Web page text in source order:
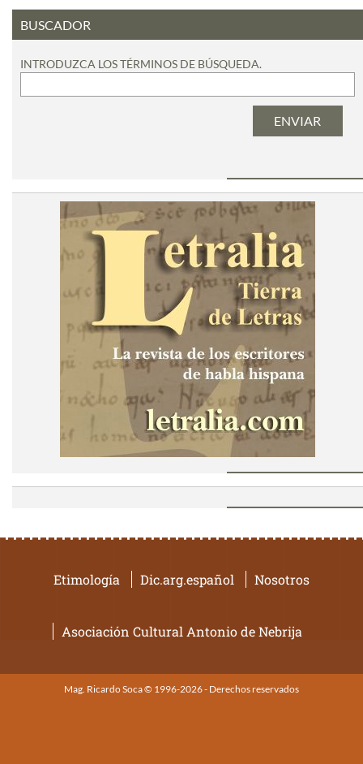
BUSCADOR
INTRODUZCA LOS TÉRMINOS DE BÚSQUEDA.
Etimología Dic.arg.español Nosotros
Asociación Cultural Antonio de Nebrija
Mag. Ricardo Soca © 1996-2026 - Derechos reservados